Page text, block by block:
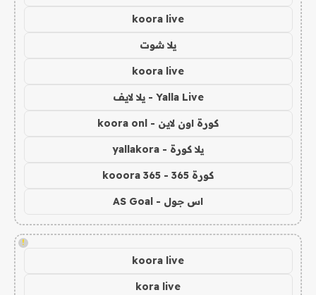
koora live
يلا شوت
koora live
Yalla Live - يلا لايف
كورة اون لاين - koora onl
يلا كورة - yallakora
كورة 365 - kooora 365
اس جول - AS Goal
!
koora live
kora live